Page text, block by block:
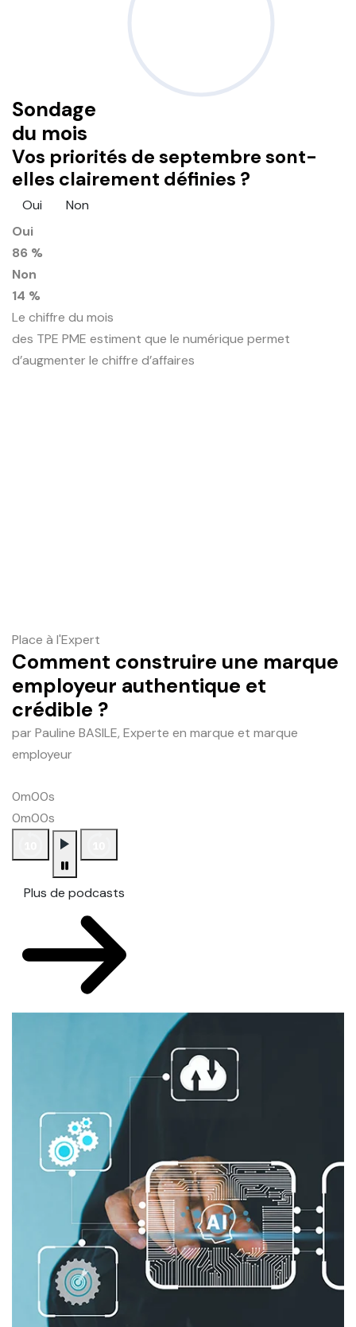
Sondage
du mois
Vos priorités de septembre sont-
elles clairement définies ?
Oui
Non
Oui
86 %
Non
14 %
Le chiffre du mois
des TPE PME estiment que le numérique permet
d’augmenter le chiffre d’affaires
Place à l'Expert
Comment construire une marque
employeur authentique et
crédible ?
par Pauline BASILE, Experte en marque et marque
employeur
0m00s
0m00s
Plus de podcasts